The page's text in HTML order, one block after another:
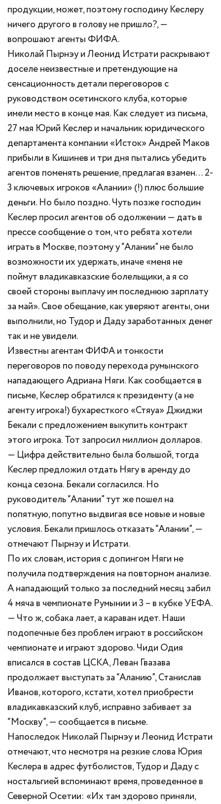
продукции, может, поэтому господину Кеслеру
ничего другого в голову не пришло?, —
вопрошают агенты ФИФА.
Николай Пырнэу и Леонид Истрати раскрывают
доселе неизвестные и претендующие на
сенсационность детали переговоров с
руководством осетинского клуба, которые
имели место в конце мая. Как следует из письма,
27 мая Юрий Кеслер и начальник юридического
департамента компании «Исток» Андрей Маков
прибыли в Кишинев и три дня пытались убедить
агентов поменять решение, предлагая взамен… 2-
3 ключевых игроков «Алании» (!) плюс большие
деньги. Но было поздно. Чуть позже господин
Кеслер просил агентов об одолжении — дать в
прессе сообщение о том, что ребята хотели
играть в Москве, поэтому у “Алании” не было
возможности их удержать, иначе «меня не
поймут владикавказские болельщики, а я со
своей стороны выплачу им последнюю зарплату
за май». Свое обещание, как уверяют агенты, они
выполнили, но Тудор и Даду заработанных денег
так и не увидели.
Известны агентам ФИФА и тонкости
переговоров по поводу перехода румынского
нападающего Адриана Няги. Как сообщается в
письме, Кеслер обратился к президенту (а не
агенту игрока!) бухаресткого «Стяуа» Джиджи
Бекали с предложением выкупить контракт
этого игрока. Тот запросил миллион долларов.
— Цифра действительно была большой, тогда
Кеслер предложил отдать Нягу в аренду до
конца сезона. Бекали согласился. Но
руководитель “Алании” тут же пошел на
попятную, попутно выдвигая все новые и новые
условия. Бекали пришлось отказать “Алании”, —
отмечают Пырнэу и Истрати.
По их словам, история с допингом Няги не
получила подтверждения на повторном анализе.
А нападающий только за последний месяц забил
4 мяча в чемпионате Румынии и 3 – в кубке УЕФА.
— Что ж, собака лает, а караван идет. Наши
подопечные без проблем играют в российском
чемпионате и играют здорово. Чиди Одия
вписался в состав ЦСКА, Леван Гвазава
продолжает выступать за “Аланию”, Станислав
Иванов, которого, кстати, хотел приобрести
владикавказский клуб, исправно забивает за
“Москву”, — сообщается в письме.
Напоследок Николай Пырнэу и Леонид Истрати
отмечают, что несмотря на резкие слова Юрия
Кеслера в адрес футболистов, Тудор и Даду с
ностальгией вспоминают время, проведенное в
Северной Осетии: «Их там здорово приняли,